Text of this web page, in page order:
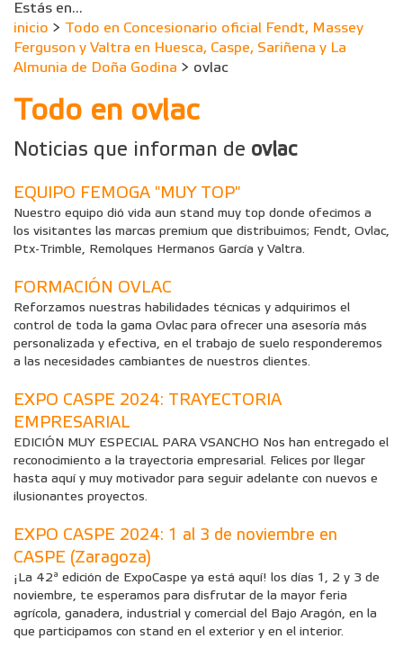
Estás en...
inicio > Todo en Concesionario oficial Fendt, Massey
Ferguson y Valtra en Huesca, Caspe, Sariñena y La
Almunia de Doña Godina > ovlac
Todo en ovlac
Noticias que informan de ovlac
EQUIPO FEMOGA "MUY TOP"
Nuestro equipo dió vida aun stand muy top donde ofecimos a
los visitantes las marcas premium que distribuimos; Fendt, Ovlac,
Ptx-Trimble, Remolques Hermanos García y Valtra.
FORMACIÓN OVLAC
Reforzamos nuestras habilidades técnicas y adquirimos el
control de toda la gama Ovlac para ofrecer una asesoría más
personalizada y efectiva, en el trabajo de suelo responderemos
a las necesidades cambiantes de nuestros clientes.
EXPO CASPE 2024: TRAYECTORIA
EMPRESARIAL
EDICIÓN MUY ESPECIAL PARA VSANCHO Nos han entregado el
reconocimiento a la trayectoria empresarial. Felices por llegar
hasta aquí y muy motivador para seguir adelante con nuevos e
ilusionantes proyectos.
EXPO CASPE 2024: 1 al 3 de noviembre en
CASPE (Zaragoza)
¡La 42ª edición de ExpoCaspe ya está aquí! los días 1, 2 y 3 de
noviembre, te esperamos para disfrutar de la mayor feria
agrícola, ganadera, industrial y comercial del Bajo Aragón, en la
que participamos con stand en el exterior y en el interior.